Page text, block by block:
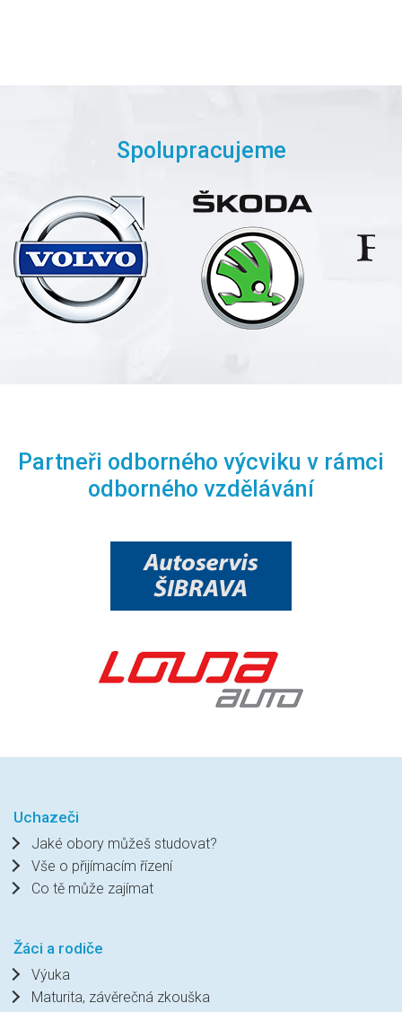
Spolupracujeme
Partneři odborného výcviku v rámci
odborného vzdělávání
Uchazeči
Jaké obory můžeš studovat?
Vše o přijímacím řízení
Co tě může zajímat
Žáci a rodiče
Výuka
Maturita, závěrečná zkouška